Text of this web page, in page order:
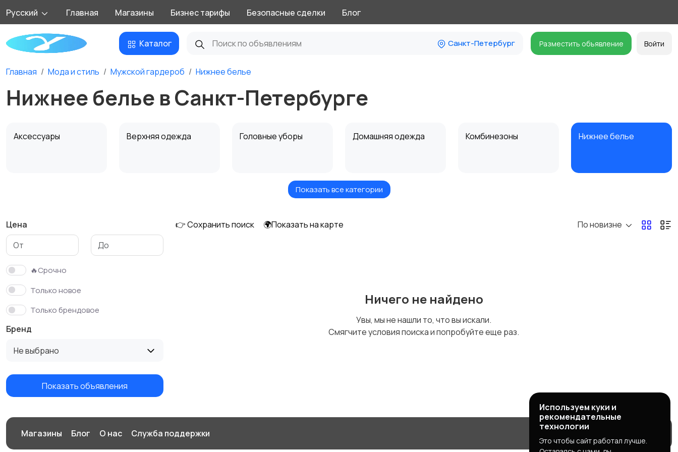
Русский Главная Магазины Бизнес тарифы Безопасные сделки Блог
Каталог Санкт-Петербург Разместить объявление Войти
Главная Мода и стиль Мужской гардероб Нижнее белье
Нижнее белье в Санкт-Петербурге
Аксессуары Верхняя одежда Головные уборы Домашняя одежда Комбинезоны Нижнее белье
Свитеры и толстовки
Футболки и поло Штаны и шорты
Показать все категории
Цена
🔥Срочно
Только новое
Только брендовое
Бренд
Не выбрано
Показать объявления
👉 Сохранить поиск 🌍Показать на карте По новизне
Ничего не найдено
Увы, мы не нашли то, что вы искали.
Смягчите условия поиска и попробуйте еще раз.
Магазины Блог О нас Служба поддержки
Используем куки и
рекомендательные
технологии
Это чтобы сайт работал лучше.